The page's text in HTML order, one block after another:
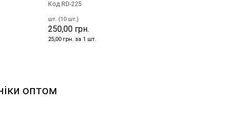
Код RD-225
шт. (10 шт.)
250,00 грн.
25,00 грн. за 1 шт.
оптом